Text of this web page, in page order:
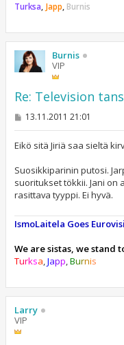
Turksa Japp Burnis
Burnis
VIP
Re: Television
V
s
13.11.2011 21:01
Eikö sitä Jiriä saa sieltä
Suosikkiparinin putosi.
suoritukset tökkii. Jani on
rasittava tyyppi. Ei hyvä.
IsmoLaitela Goes
We are sistas, we stand
Turksa,Japp,Burnis
Larry
VIP